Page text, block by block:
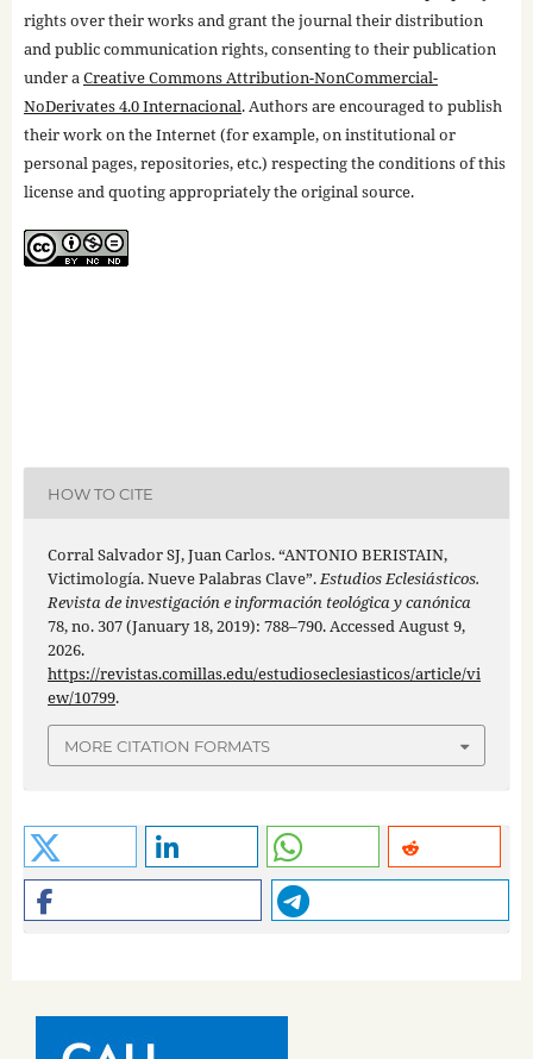
rights over their works and grant the journal their distribution
and public communication rights, consenting to their publication
under aCreative Commons Attribution-NonCommercial-
NoDerivates 4.0 Internacional. Authors are encouraged to publish
their work on the Internet (for example, on institutional or
personal pages, repositories, etc.) respecting the conditions of this
license and quoting appropriately the original source.
HOW TO CITE
Corral Salvador SJ, Juan Carlos. “ANTONIO BERISTAIN,
Victimología. Nueve Palabras Clave”.Estudios Eclesiásticos.
Revista de investigación e información teológica y canónica
78, no. 307 (January 18, 2019): 788–790. Accessed August 9,
2026.
https://revistas.comillas.edu/estudioseclesiasticos/article/vi
ew/10799.
MORE CITATION FORMATS